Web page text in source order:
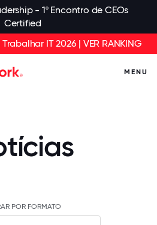
- 1º Encontro de CEOs
Certified
IT 2026 | VER RANKING
MENU
POR FORMATO